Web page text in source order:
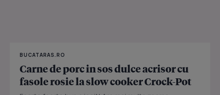
BUCATARAS.RO
Carne de porc in sos dulce acrisor cu
fasole rosie la slow cooker Crock-Pot